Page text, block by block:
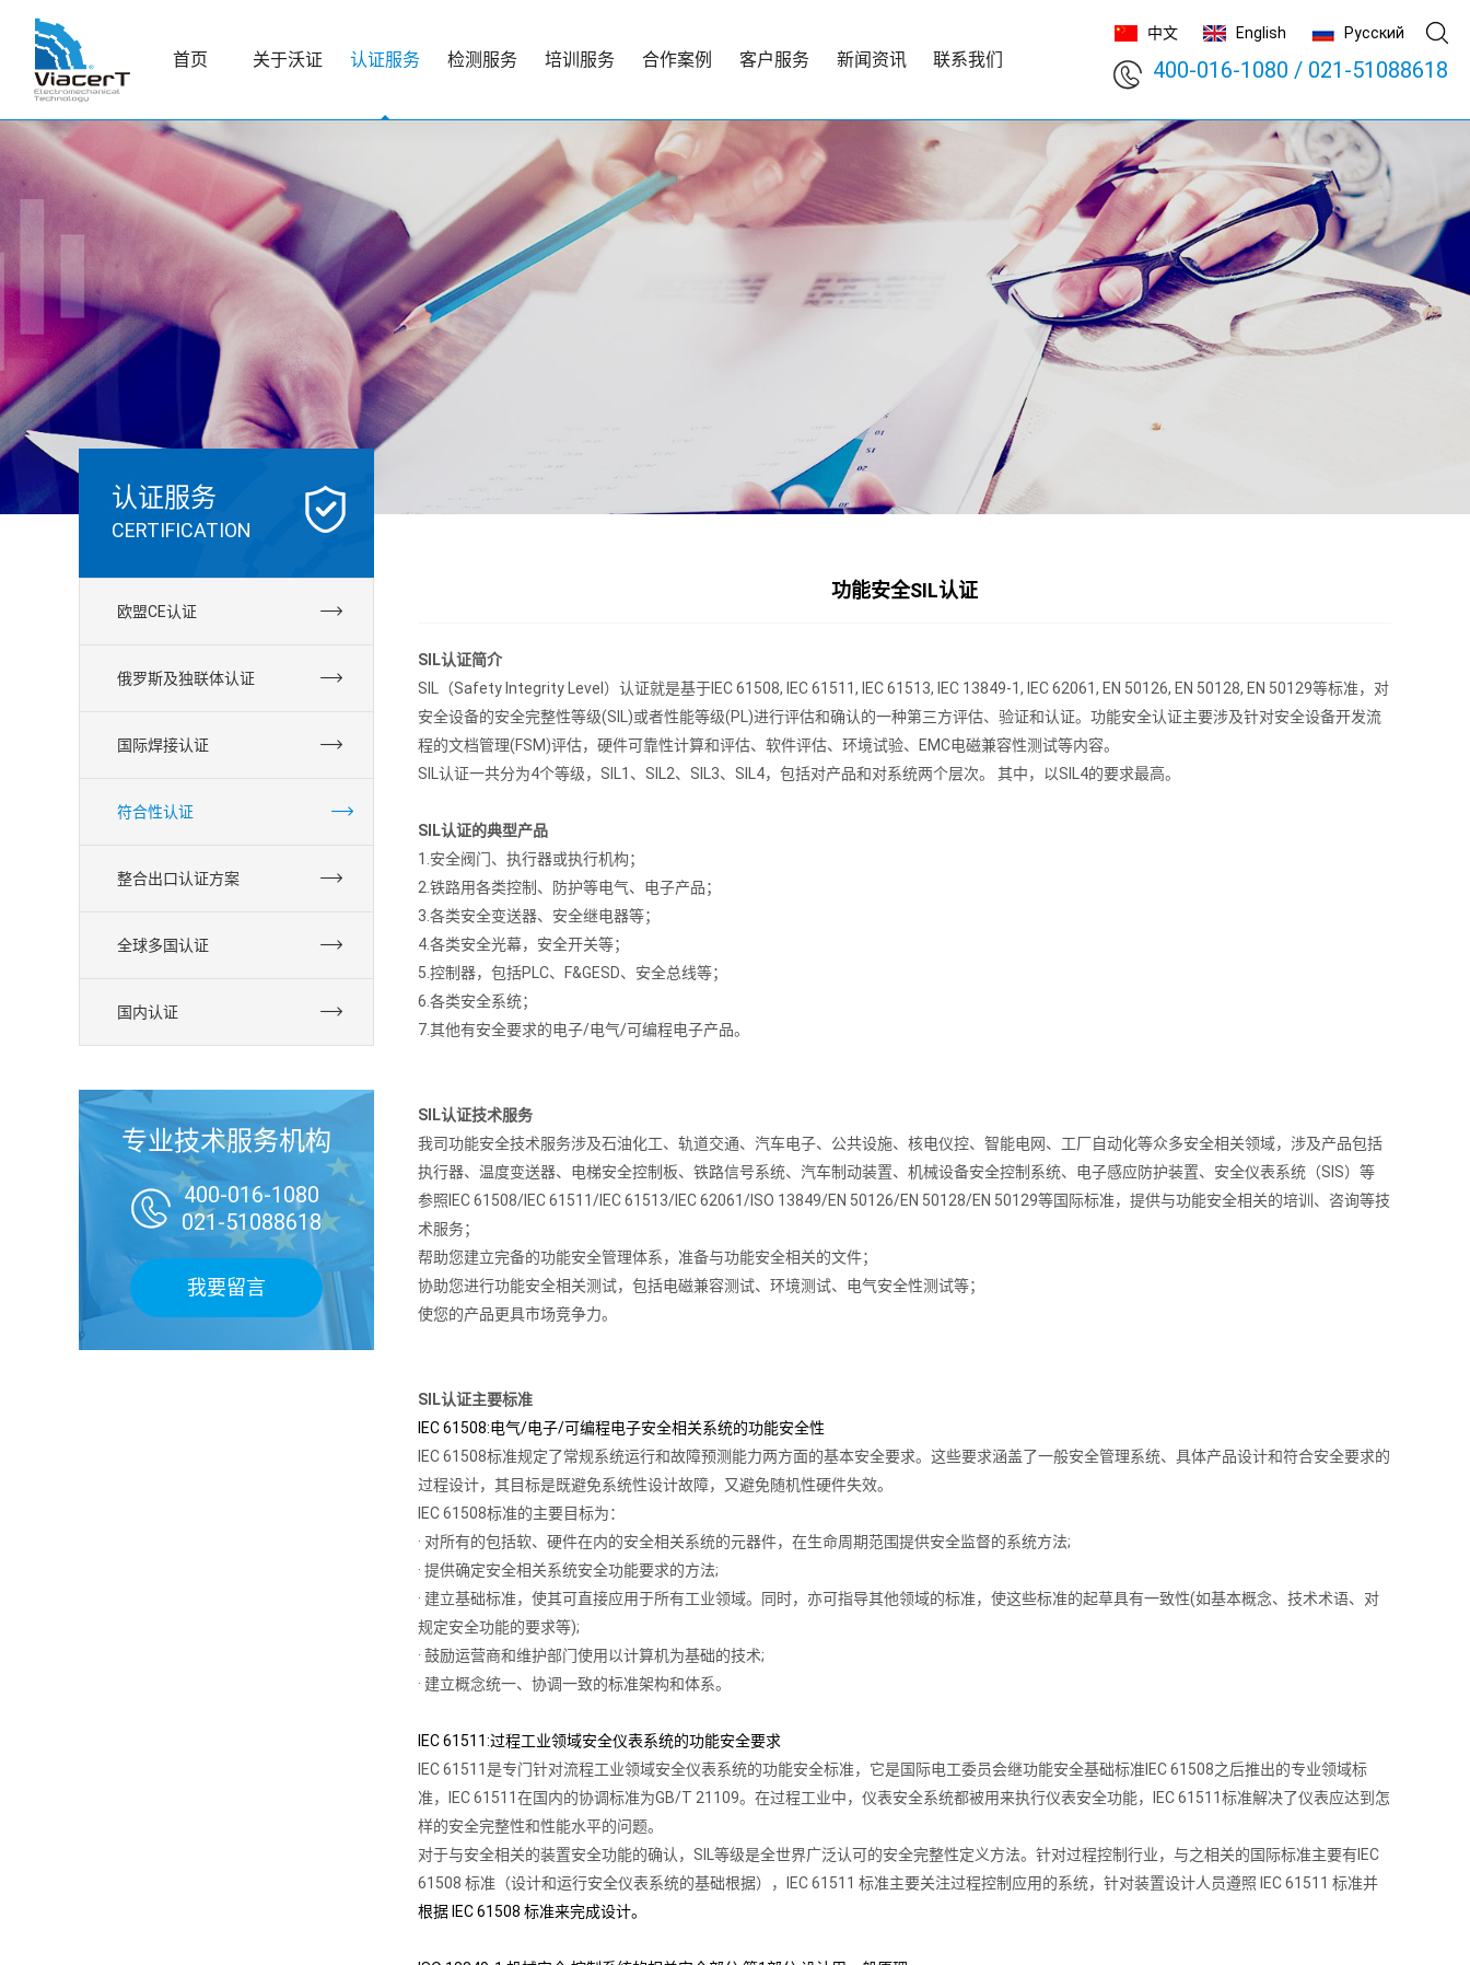
首页 关于沃证 认证服务 检测服务 培训服务 合作案例 客户服务 新闻资讯 联系我们
中文 English Русский
 400-016-1080 / 021-51088618
认证服务
CERTIFICATION
欧盟CE认证
俄罗斯及独联体认证
国际焊接认证
符合性认证
整合出口认证方案
全球多国认证
国内认证
专业技术服务机构
 400-016-1080
021-51088618
我要留言
功能安全SIL认证
SIL认证简介
SIL（Safety Integrity Level）认证就是基于IEC 61508, IEC 61511, IEC 61513, IEC 13849-1, IEC 62061, EN 50126, EN 50128, EN 50129等标准，对
安全设备的安全完整性等级(SIL)或者性能等级(PL)进行评估和确认的一种第三方评估、验证和认证。功能安全认证主要涉及针对安全设备开发流
程的文档管理(FSM)评估，硬件可靠性计算和评估、软件评估、环境试验、EMC电磁兼容性测试等内容。
SIL认证一共分为4个等级，SIL1、SIL2、SIL3、SIL4，包括对产品和对系统两个层次。 其中，以SIL4的要求最高。
SIL认证的典型产品
1.安全阀门、执行器或执行机构；
2.铁路用各类控制、防护等电气、电子产品；
3.各类安全变送器、安全继电器等；
4.各类安全光幕，安全开关等；
5.控制器，包括PLC、F&GESD、安全总线等；
6.各类安全系统；
7.其他有安全要求的电子/电气/可编程电子产品。
SIL认证技术服务
我司功能安全技术服务涉及石油化工、轨道交通、汽车电子、公共设施、核电仪控、智能电网、工厂自动化等众多安全相关领域，涉及产品包括
执行器、温度变送器、电梯安全控制板、铁路信号系统、汽车制动装置、机械设备安全控制系统、电子感应防护装置、安全仪表系统（SIS）等
参照IEC 61508/IEC 61511/IEC 61513/IEC 62061/ISO 13849/EN 50126/EN 50128/EN 50129等国际标准，提供与功能安全相关的培训、咨询等技
术服务；
帮助您建立完备的功能安全管理体系，准备与功能安全相关的文件；
协助您进行功能安全相关测试，包括电磁兼容测试、环境测试、电气安全性测试等；
使您的产品更具市场竞争力。
SIL认证主要标准
IEC 61508:电气/电子/可编程电子安全相关系统的功能安全性
IEC 61508标准规定了常规系统运行和故障预测能力两方面的基本安全要求。这些要求涵盖了一般安全管理系统、具体产品设计和符合安全要求的
过程设计，其目标是既避免系统性设计故障，又避免随机性硬件失效。
IEC 61508标准的主要目标为：
· 对所有的包括软、硬件在内的安全相关系统的元器件，在生命周期范围提供安全监督的系统方法;
· 提供确定安全相关系统安全功能要求的方法;
· 建立基础标准，使其可直接应用于所有工业领域。同时，亦可指导其他领域的标准，使这些标准的起草具有一致性(如基本概念、技术术语、对
规定安全功能的要求等);
· 鼓励运营商和维护部门使用以计算机为基础的技术;
· 建立概念统一、协调一致的标准架构和体系。
IEC 61511:过程工业领域安全仪表系统的功能安全要求
IEC 61511是专门针对流程工业领域安全仪表系统的功能安全标准，它是国际电工委员会继功能安全基础标准IEC 61508之后推出的专业领域标
准，IEC 61511在国内的协调标准为GB/T 21109。在过程工业中，仪表安全系统都被用来执行仪表安全功能，IEC 61511标准解决了仪表应达到怎
样的安全完整性和性能水平的问题。
对于与安全相关的装置安全功能的确认，SIL等级是全世界广泛认可的安全完整性定义方法。针对过程控制行业，与之相关的国际标准主要有IEC
61508 标准（设计和运行安全仪表系统的基础根据），IEC 61511 标准主要关注过程控制应用的系统，针对装置设计人员遵照 IEC 61511 标准并
根据 IEC 61508 标准来完成设计。